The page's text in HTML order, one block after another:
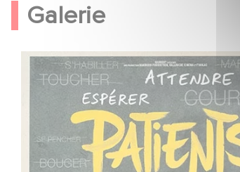
Galerie